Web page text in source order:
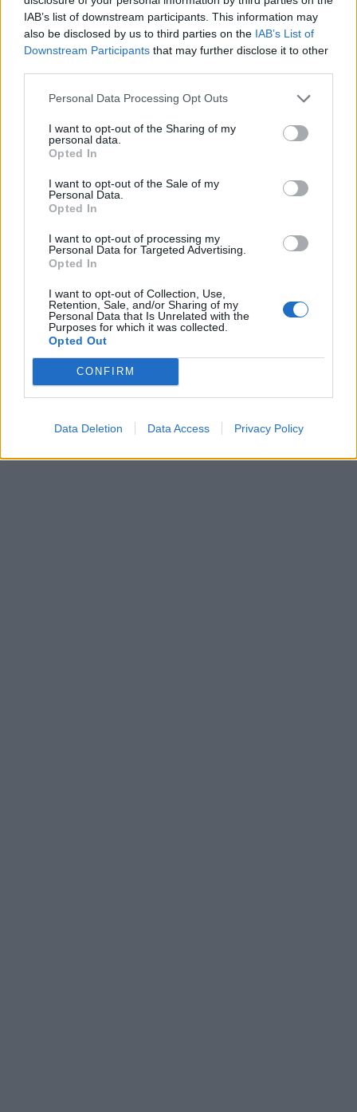
IAB’s list of downstream participants. This information may
also be disclosed by us to third parties on the IAB’s List of
Downstream Participants that may further disclose it to other
Personal Data Processing Opt Outs
I want to opt-out of the Sharing of my
personal data.
Opted In
I want to opt-out of the Sale of my
Personal Data.
Opted In
I want to opt-out of processing my
Personal Data for Targeted Advertising.
Opted In
I want to opt-out of Collection, Use,
Retention, Sale, and/or Sharing of my
Personal Data that Is Unrelated with the
Purposes for which it was collected.
Opted Out
CONFIRM
Data Deletion Data Access Privacy Policy